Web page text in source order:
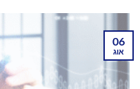
06
אוג